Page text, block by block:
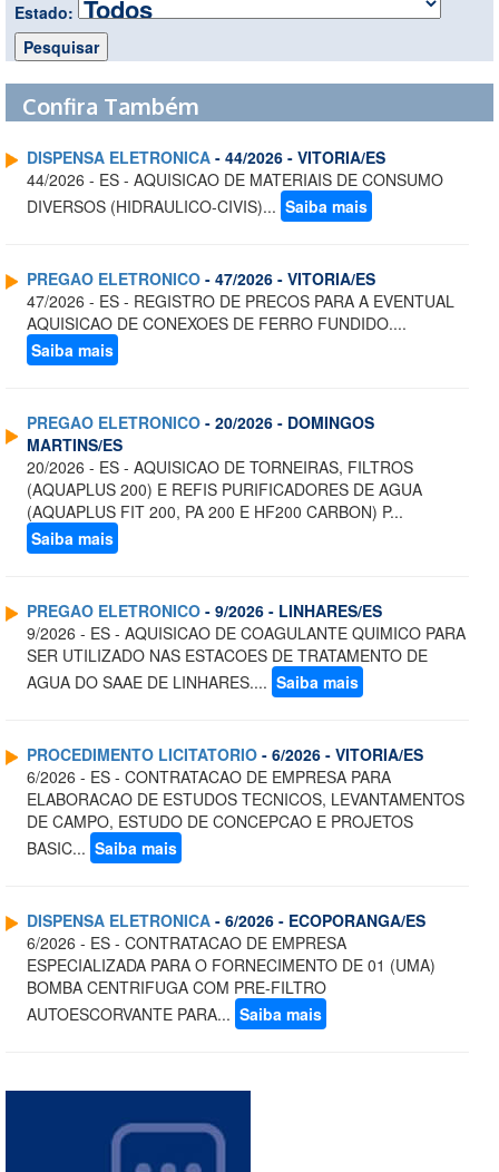
Estado:
Confira Também
DISPENSA ELETRONICA - 44/2026 - VITORIA/ES
44/2026 - ES - AQUISICAO DE MATERIAIS DE CONSUMO
DIVERSOS (HIDRAULICO-CIVIS)... Saiba mais
PREGAO ELETRONICO - 47/2026 - VITORIA/ES
47/2026 - ES - REGISTRO DE PRECOS PARA A EVENTUAL
AQUISICAO DE CONEXOES DE FERRO FUNDIDO....
Saiba mais
PREGAO ELETRONICO - 20/2026 - DOMINGOS
MARTINS/ES
20/2026 - ES - AQUISICAO DE TORNEIRAS, FILTROS
(AQUAPLUS 200) E REFIS PURIFICADORES DE AGUA
(AQUAPLUS FIT 200, PA 200 E HF200 CARBON) P...
Saiba mais
PREGAO ELETRONICO - 9/2026 - LINHARES/ES
9/2026 - ES - AQUISICAO DE COAGULANTE QUIMICO PARA
SER UTILIZADO NAS ESTACOES DE TRATAMENTO DE
AGUA DO SAAE DE LINHARES.... Saiba mais
PROCEDIMENTO LICITATORIO - 6/2026 - VITORIA/ES
6/2026 - ES - CONTRATACAO DE EMPRESA PARA
ELABORACAO DE ESTUDOS TECNICOS, LEVANTAMENTOS
DE CAMPO, ESTUDO DE CONCEPCAO E PROJETOS
BASIC... Saiba mais
DISPENSA ELETRONICA - 6/2026 - ECOPORANGA/ES
6/2026 - ES - CONTRATACAO DE EMPRESA
ESPECIALIZADA PARA O FORNECIMENTO DE 01 (UMA)
BOMBA CENTRIFUGA COM PRE-FILTRO
AUTOESCORVANTE PARA... Saiba mais